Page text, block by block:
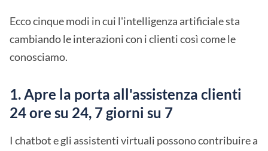
Ecco cinque modi in cui l'intelligenza artificiale sta
cambiando le interazioni con i clienti così come le
conosciamo.
1. Apre la porta all'assistenza clienti
24 ore su 24, 7 giorni su 7
I chatbot e gli assistenti virtuali possono contribuire a